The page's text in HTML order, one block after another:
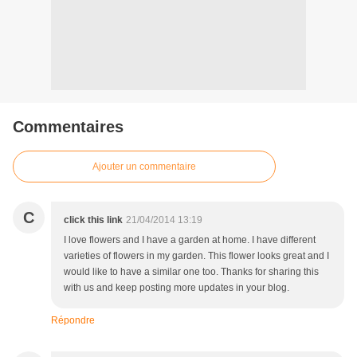
Commentaires
Ajouter un commentaire
C click this link 21/04/2014 13:19
I love flowers and I have a garden at home. I have different
varieties of flowers in my garden. This flower looks great and I
would like to have a similar one too. Thanks for sharing this
with us and keep posting more updates in your blog.
Répondre